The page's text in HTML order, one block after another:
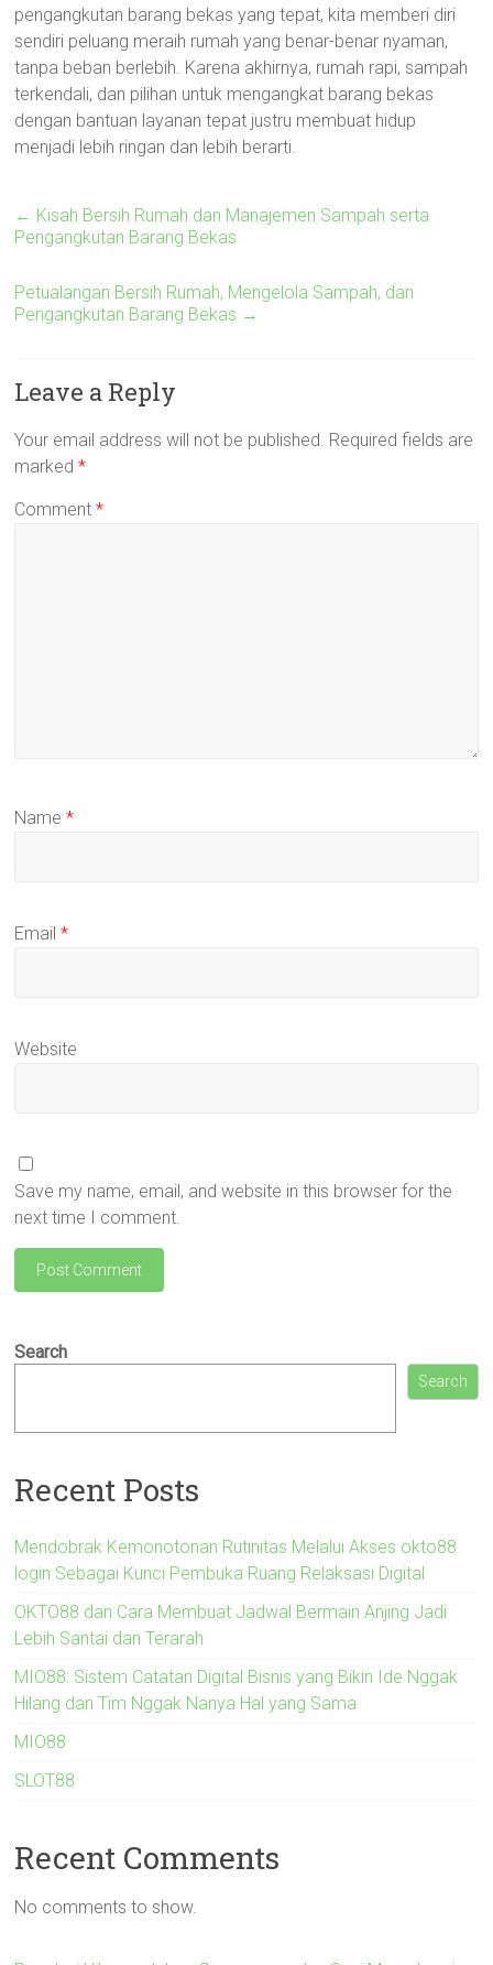
pengangkutan barang bekas yang tepat, kita memberi diri
sendiri peluang meraih rumah yang benar-benar nyaman,
tanpa beban berlebih. Karena akhirnya, rumah rapi, sampah
terkendali, dan pilihan untuk mengangkat barang bekas
dengan bantuan layanan tepat justru membuat hidup
menjadi lebih ringan dan lebih berarti.
← Kisah Bersih Rumah dan Manajemen Sampah serta
Pengangkutan Barang Bekas
Petualangan Bersih Rumah, Mengelola Sampah, dan
Pengangkutan Barang Bekas →
Leave a Reply
Your email address will not be published. Required fields are
marked*
Comment*
Name*
Email*
Website
Save my name, email, and website in this browser for the
next time I comment.
Search
Search
Recent Posts
Mendobrak Kemonotonan Rutinitas Melalui Akses okto88
login Sebagai Kunci Pembuka Ruang Relaksasi Digital
OKTO88 dan Cara Membuat Jadwal Bermain Anjing Jadi
Lebih Santai dan Terarah
MIO88: Sistem Catatan Digital Bisnis yang Bikin Ide Nggak
Hilang dan Tim Nggak Nanya Hal yang Sama
MIO88
SLOT88
Recent Comments
No comments to show.